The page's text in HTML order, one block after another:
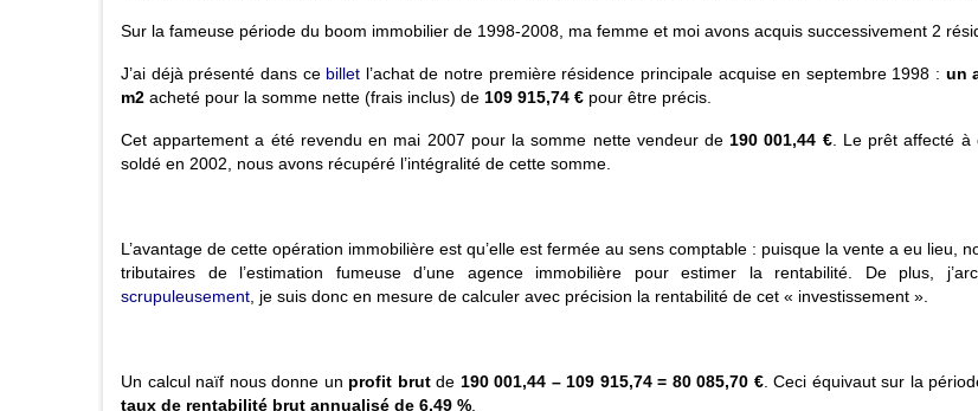
Sur la fameuse période du boom immobilier de 1998-2008, ma femme et moi avons acquis successivement 2
J’ai déjà présenté dans ce billet l’achat de notre première résidence principale acquise en septembre 1998 : un
m2 acheté pour la somme nette (frais inclus) de 109 915,74 € pour être précis.
Cet appartement a été revendu en mai 2007 pour la somme nette vendeur de 190 001,44 €. Le prêt affecté à
soldé en 2002, nous avons récupéré l’intégralité de cette somme.
L’avantage de cette opération immobilière est qu’elle est fermée au sens comptable : puisque la vente a eu lieu,
tributaires de l’estimation fumeuse d’une agence immobilière pour estimer la rentabilité. De plus,
scrupuleusement , je suis donc en mesure de calculer avec précision la rentabilité de cet « investissement ».
Un calcul naïf nous donne un profit brutde 190 001,44 – 109 915,74 = 80 085,70 €. Ceci équivaut sur la
taux de rentabilité brut annualisé de 6,49 %